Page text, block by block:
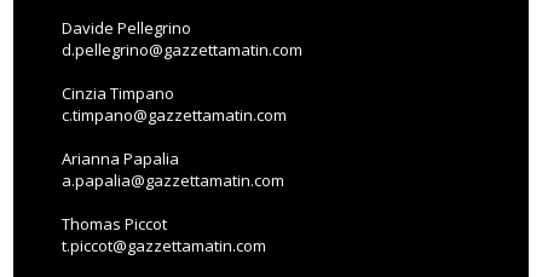
Davide Pellegrino
d.pellegrino@gazzettamatin.com
Cinzia Timpano
c.timpano@gazzettamatin.com
Arianna Papalia
a.papalia@gazzettamatin.com
Thomas Piccot
t.piccot@gazzettamatin.com